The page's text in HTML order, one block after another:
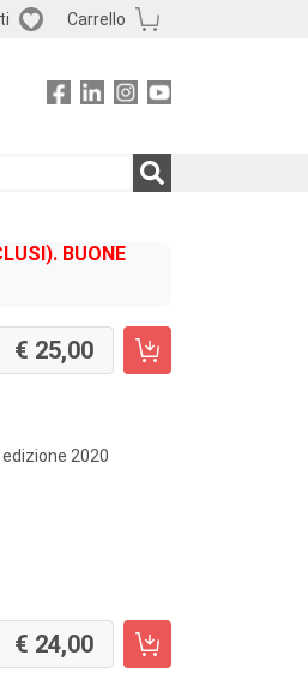
Carrello
BUONE
25,00
edizione 2020
24,00